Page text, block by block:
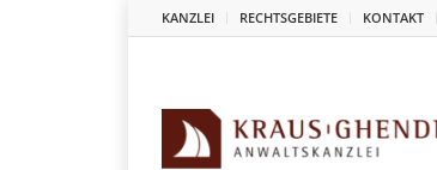
KANZLEI RECHTSGEBIETE KONTAKT